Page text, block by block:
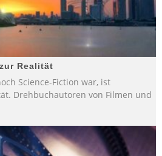
Realität
Science-Fiction war, ist
Drehbuchautoren von Filmen und